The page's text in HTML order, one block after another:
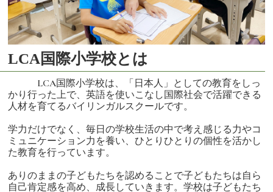
LCA国際小学校とは
LCA国際小学校は、「日本人」としての教育をしっ
かり行った上で、英語を使いこなし国際社会で活躍できる
人材を育てるバイリンガルスクールです。
学力だけでなく、毎日の学校生活の中で考え感じる力やコ
ミュニケーション力を養い、ひとりひとりの個性を活かし
た教育を行っています。
ありのままの子どもたちを認めることで子どもたちは自ら
自己肯定感を高め、成長していきます。学校は子どもたち